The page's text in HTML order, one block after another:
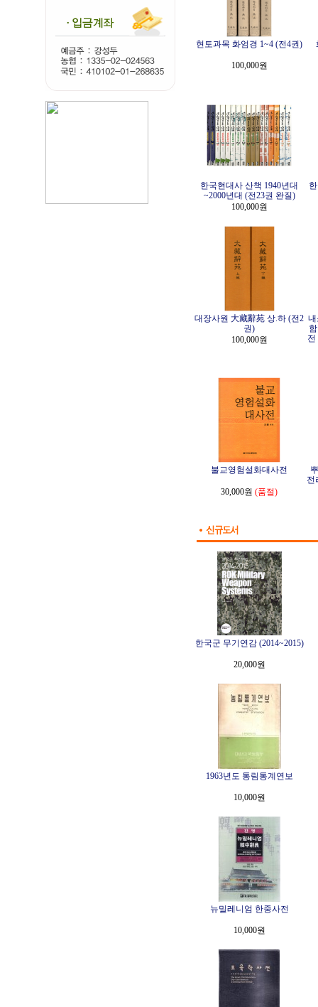
현토과목 화엄경 1~4 (전4권)
100,000원
한국현대사 산책 1940년대
~2000년대 (전23권 완질)
100,000원
대장사원 大藏辭苑 상.하 (전2
권)
100,000원
내
전
불교영험설화대사전
30,000원 (품절)
전
한국군 무기연감 (2014~2015)
20,000원
1963년도 통림통계연보
10,000원
뉴밀레니엄 한중사전
10,000원